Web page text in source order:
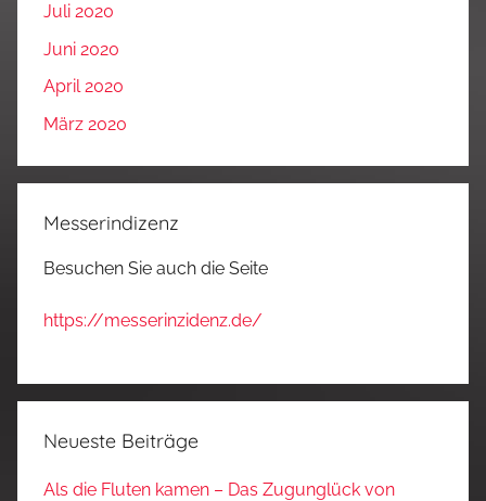
Juli 2020
Juni 2020
April 2020
März 2020
Messerindizenz
Besuchen Sie auch die Seite
https://messerinzidenz.de/
Neueste Beiträge
Als die Fluten kamen – Das Zugunglück von